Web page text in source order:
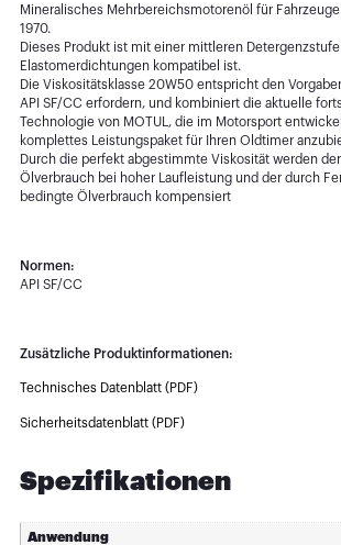
Mineralisches Mehrbereichsmotorenöl für Fahrzeuge
1970.
Dieses Produkt ist mit einer mittleren
Elastomerdichtungen kompatibel ist.
Die Viskositätsklasse 20W50 entspricht den
API SF/CC erfordern, und kombiniert die aktuelle
Technologie von MOTUL, die im Motorsport
komplettes Leistungspaket für Ihren Oldtimer
Durch die perfekt abgestimmte Viskosität werden
Ölverbrauch bei hoher Laufleistung und der durch
bedingte Ölverbrauch kompensiert
Normen:
API SF/CC
Zusätzliche Produktinformationen:
Technisches Datenblatt (PDF)
Sicherheitsdatenblatt (PDF)
Spezifikationen
Anwendung